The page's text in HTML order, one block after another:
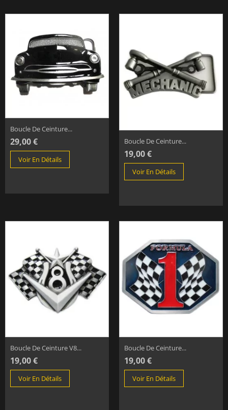
Boucle De Ceinture...
29,00 €
Voir En Détails
Boucle De Ceinture...
19,00 €
Voir En Détails
Boucle De Ceinture V8...
19,00 €
Voir En Détails
Boucle De Ceinture...
19,00 €
Voir En Détails